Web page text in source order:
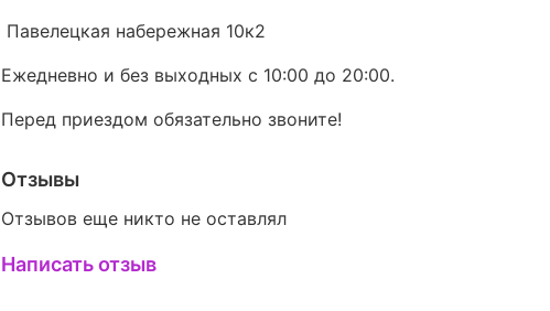
Павелецкая набережная 10к2
Ежедневно и без выходных с 10:00 до 20:00.
Перед приездом обязательно звоните!
Отзывы
Отзывов еще никто не оставлял
Написать отзыв